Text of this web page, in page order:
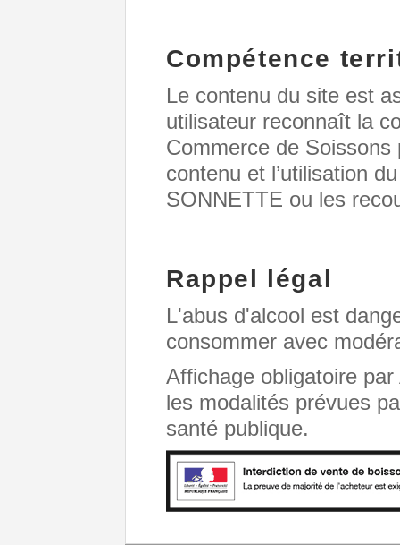
Compétence
Le contenu du site est
utilisateur reconnaît la
Commerce de
contenu et l’utilisation
SONNETTE ou les
Rappel légal
L'abus d'alcool est
consommer avec
Affichage obligatoire
les modalités prévues
santé publique.